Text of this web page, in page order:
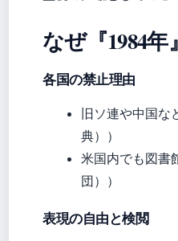
なぜ『1984
各国の禁止理由
旧ソ連や中国な
典））
米国内でも図書
団））
表現の自由と検閲